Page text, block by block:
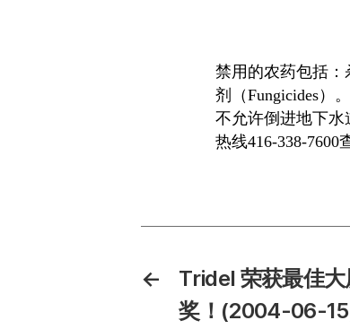
禁用的农药包括：
剂（Fungicides）
不允许倒进地下
热线416-338-7600
←
Tridel 荣获最佳
奖！(2004-06-